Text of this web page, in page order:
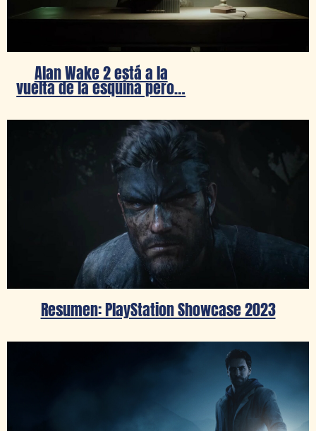
Alan Wake 2 está a la
vuelta de la esquina pero…
Resumen: PlayStation Showcase 2023